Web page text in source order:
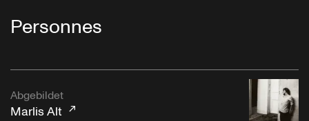
Personnes
Abgebildet
Marlis Alt